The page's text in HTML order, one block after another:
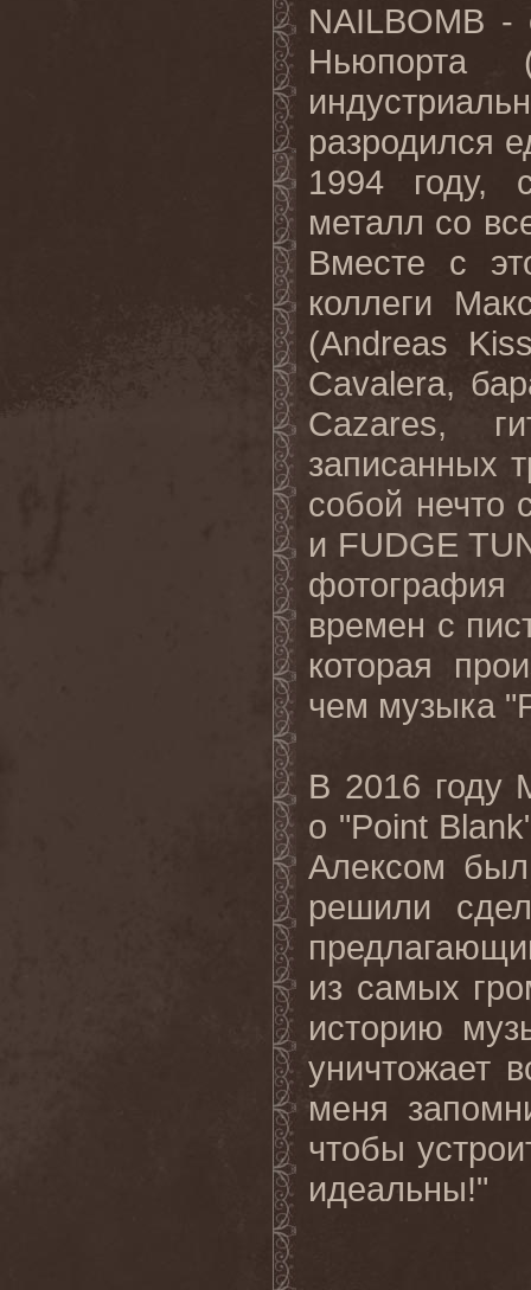
NAILBOMB -
Ньюпорта
разродился
1994 году,
металл со
Вместе с
коллеги
(Andreas
Cavalera,
Cazares,
записанных
собой нечто
и FUDGE
времен с
которая
чем музыка
В 2016 году
о "Point
Алексом
решили
из самых
историю
уничтожает
меня
чтобы
идеальны!"